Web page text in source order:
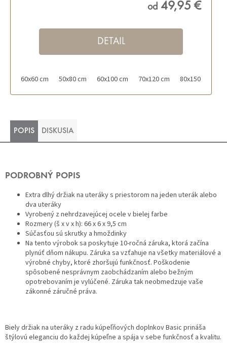
od 49,95 €
DETAIL
60x60 cm 50x80 cm 60x100 cm 70x120 cm 80x150 cm
POPIS DISKUSIA
PODROBNÝ POPIS
Extra dlhý držiak na uteráky s priestorom na jeden uterák alebo
dva uteráky
Vyrobený z nehrdzavejúcej ocele v bielej farbe
Rozmery (š x v x h): 66 x 6 x 9,5 cm
Súčasťou sú skrutky a hmoždinky
Na tento výrobok sa poskytuje 10-ročná záruka, ktorá začína
plynúť dňom nákupu. Záruka sa vzťahuje na všetky materiálové a
výrobné chyby, ktoré zhoršujú funkčnosť. Poškodenie
spôsobené nesprávnym zaobchádzaním alebo bežným
opotrebovaním je vylúčené. Záruka tak neobmedzuje vaše
zákonné záručné práva.
Biely držiak na uteráky z radu kúpeľňových doplnkov Basic prináša
štýlovú eleganciu do každej kúpeľne a spája v sebe funkčnosť a kvalitu.